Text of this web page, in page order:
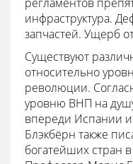
инфраструктура.
запчастей. Ущерб
Существуют
относительно
революции.
уровню ВНП на
впереди Испании
Блэкбёрн также
богатейших стран